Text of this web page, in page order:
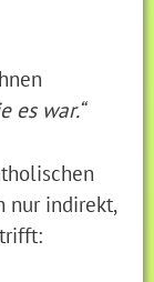
es war.“
nur indirekt,